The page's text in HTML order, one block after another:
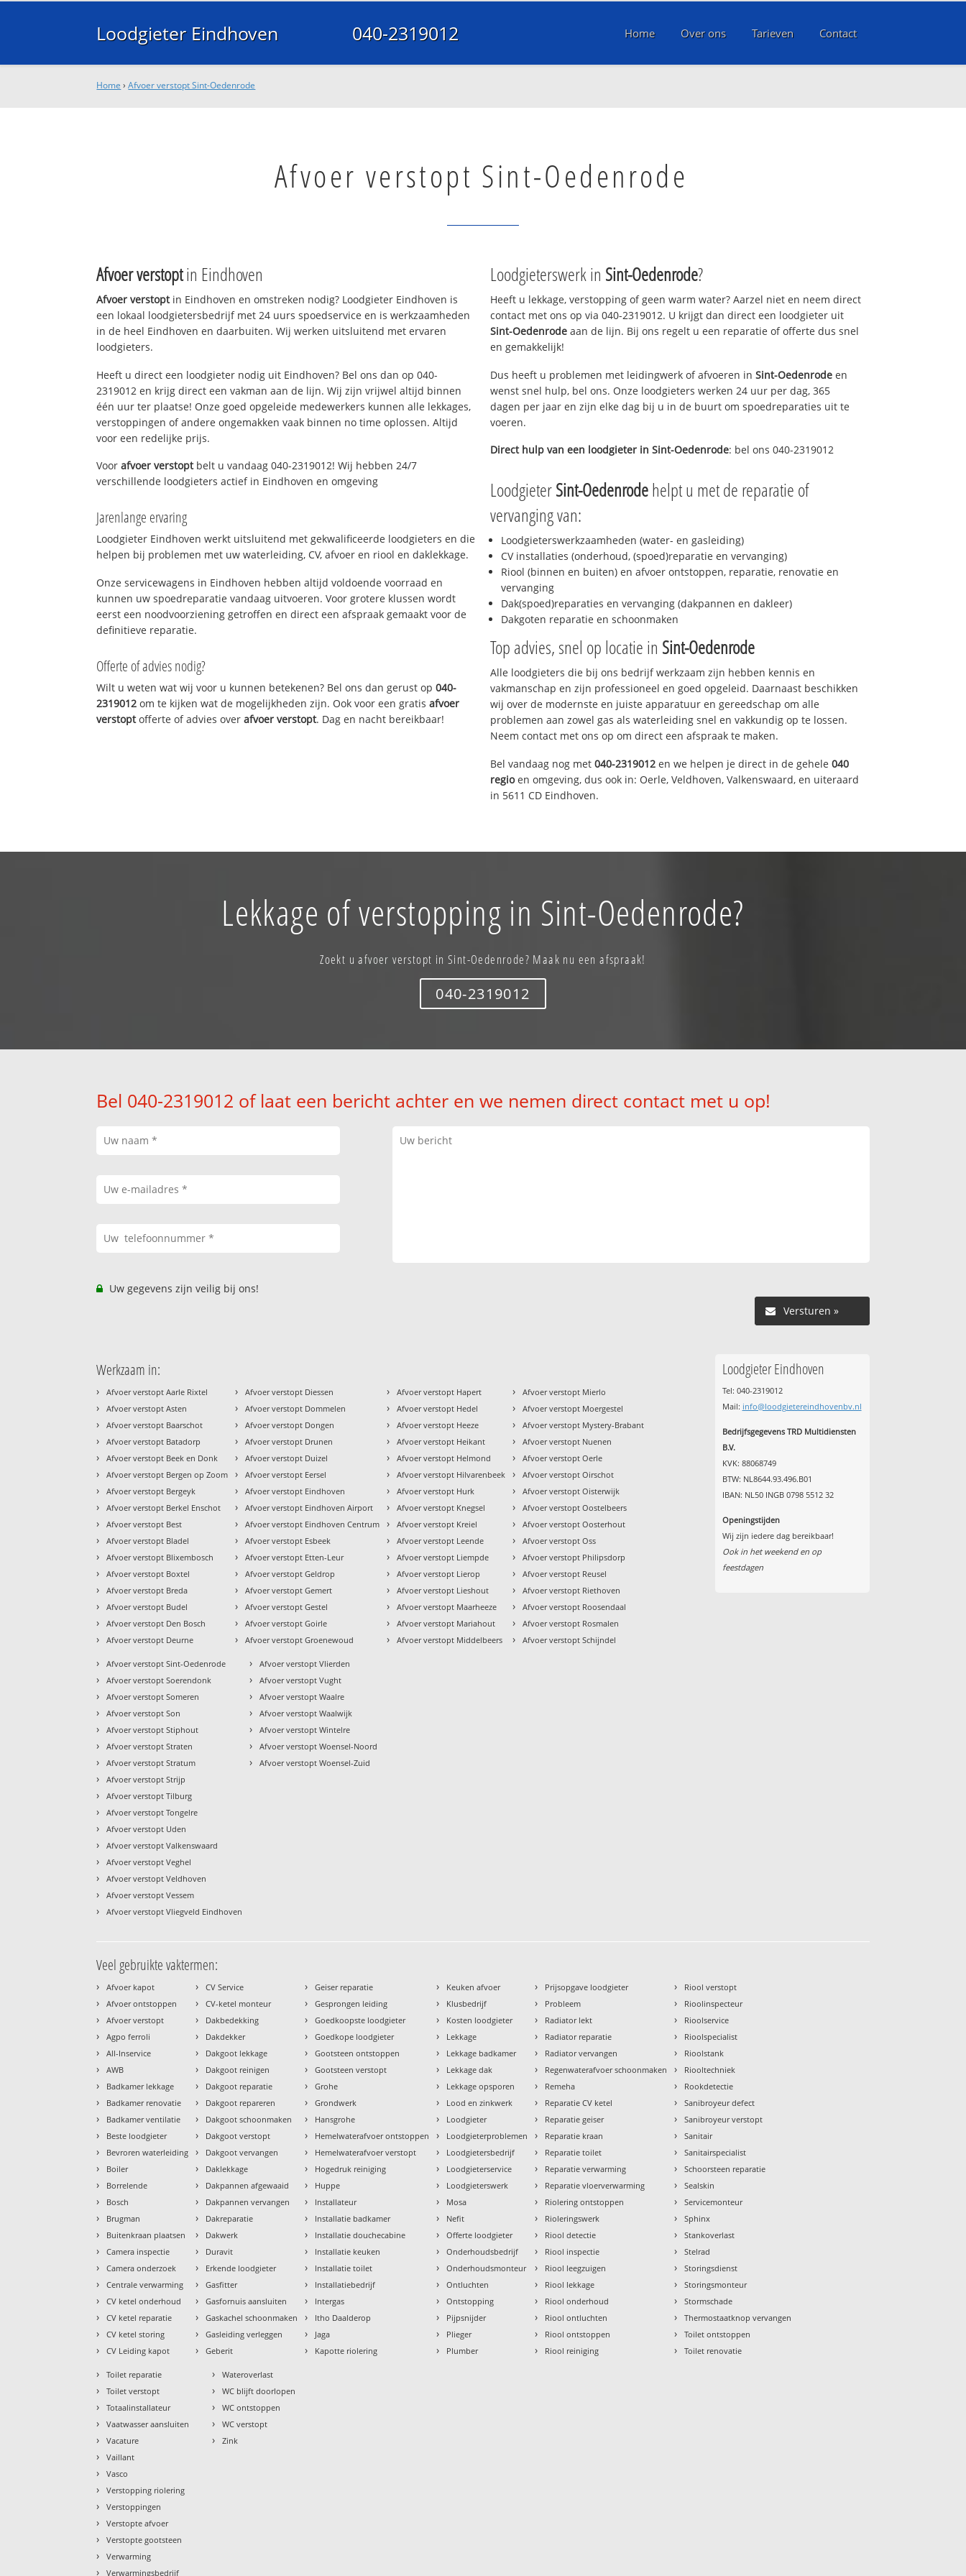
Loodgieter Eindhoven 040-2319012 Home Over ons Tarieven Contact
Home ›Afvoer verstopt Sint-Oedenrode
Afvoer verstopt Sint-Oedenrode
Afvoer verstoptin Eindhoven
Afvoer verstoptin Eindhoven en omstreken nodig? Loodgieter Eindhoven is
een lokaal loodgietersbedrijf met 24 uurs spoedservice en is werkzaamheden
in de heel Eindhoven en daarbuiten. Wij werken uitsluitend met ervaren
loodgieters.
Heeft u direct een loodgieter nodig uit Eindhoven? Bel ons dan op 040-
2319012 en krijg direct een vakman aan de lijn. Wij zijn vrijwel altijd binnen
één uur ter plaatse! Onze goed opgeleide medewerkers kunnen alle lekkages,
verstoppingen of andere ongemakken vaak binnen no time oplossen. Altijd
voor een redelijke prijs.
Voorafvoer verstoptbelt u vandaag 040-2319012! Wij hebben 24/7
verschillende loodgieters actief in Eindhoven en omgeving
Jarenlange ervaring
Loodgieter Eindhoven werkt uitsluitend met gekwalificeerde loodgieters en die
helpen bij problemen met uw waterleiding, CV, afvoer en riool en daklekkage.
Onze servicewagens in Eindhoven hebben altijd voldoende voorraad en
kunnen uw spoedreparatie vandaag uitvoeren. Voor grotere klussen wordt
eerst een noodvoorziening getroffen en direct een afspraak gemaakt voor de
definitieve reparatie.
Offerte of advies nodig?
Wilt u weten wat wij voor u kunnen betekenen? Bel ons dan gerust op040-
2319012 om te kijken wat de mogelijkheden zijn. Ook voor een gratisafvoer
verstoptofferte of advies overafvoer verstopt. Dag en nacht bereikbaar!
Loodgieterswerk in Sint-Oedenrode?
Heeft u lekkage, verstopping of geen warm water? Aarzel niet en neem direct
contact met ons op via 040-2319012. U krijgt dan direct een loodgieter uit
Sint-Oedenrode aan de lijn. Bij ons regelt u een reparatie of offerte dus snel
en gemakkelijk!
Dus heeft u problemen met leidingwerk of afvoeren in Sint-Oedenrode en
wenst snel hulp, bel ons. Onze loodgieters werken 24 uur per dag, 365
dagen per jaar en zijn elke dag bij u in de buurt om spoedreparaties uit te
voeren.
Direct hulp van een loodgieter in Sint-Oedenrode: bel ons 040-2319012
LoodgieterSint-Oedenrodehelpt u met de reparatie of
vervanging van:
Loodgieterswerkzaamheden (water- en gasleiding)
CV installaties (onderhoud, (spoed)reparatie en vervanging)
Riool (binnen en buiten) en afvoer ontstoppen, reparatie, renovatie en
vervanging
Dak(spoed)reparaties en vervanging (dakpannen en dakleer)
Dakgoten reparatie en schoonmaken
Top advies, snel op locatie in Sint-Oedenrode
Alle loodgieters die bij ons bedrijf werkzaam zijn hebben kennis en
vakmanschap en zijn professioneel en goed opgeleid. Daarnaast beschikken
wij over de modernste en juiste apparatuur en gereedschap om alle
problemen aan zowel gas als waterleiding snel en vakkundig op te lossen.
Neem contact met ons op om direct een afspraak te maken.
Bel vandaag nog met 040-2319012 en we helpen je direct in de gehele 040
regioen omgeving, dus ook in: Oerle, Veldhoven, Valkenswaard, en uiteraard
in 5611 CD Eindhoven.
Lekkage of verstopping in Sint-Oedenrode?
Zoekt u afvoer verstopt in Sint-Oedenrode? Maak nu een afspraak!
040-2319012
Bel 040-2319012 of laat een bericht achter en we nemen direct contact met u op!
Uw gegevens zijn veilig bij ons!
Versturen »
Werkzaam in:
› Afvoer verstopt Aarle Rixtel
› Afvoer verstopt Asten
› Afvoer verstopt Baarschot
› Afvoer verstopt Batadorp
› Afvoer verstopt Beek en Donk
› Afvoer verstopt Bergen op Zoom
› Afvoer verstopt Bergeyk
› Afvoer verstopt Berkel Enschot
› Afvoer verstopt Best
› Afvoer verstopt Bladel
› Afvoer verstopt Blixembosch
› Afvoer verstopt Boxtel
› Afvoer verstopt Breda
› Afvoer verstopt Budel
› Afvoer verstopt Den Bosch
› Afvoer verstopt Deurne
› Afvoer verstopt Diessen
› Afvoer verstopt Dommelen
› Afvoer verstopt Dongen
› Afvoer verstopt Drunen
› Afvoer verstopt Duizel
› Afvoer verstopt Eersel
› Afvoer verstopt Eindhoven
› Afvoer verstopt Eindhoven Airport
› Afvoer verstopt Eindhoven Centrum
› Afvoer verstopt Esbeek
› Afvoer verstopt Etten-Leur
› Afvoer verstopt Geldrop
› Afvoer verstopt Gemert
› Afvoer verstopt Gestel
› Afvoer verstopt Goirle
› Afvoer verstopt Groenewoud
› Afvoer verstopt Hapert
› Afvoer verstopt Hedel
› Afvoer verstopt Heeze
› Afvoer verstopt Heikant
› Afvoer verstopt Helmond
› Afvoer verstopt Hilvarenbeek
› Afvoer verstopt Hurk
› Afvoer verstopt Knegsel
› Afvoer verstopt Kreiel
› Afvoer verstopt Leende
› Afvoer verstopt Liempde
› Afvoer verstopt Lierop
› Afvoer verstopt Lieshout
› Afvoer verstopt Maarheeze
› Afvoer verstopt Mariahout
› Afvoer verstopt Middelbeers
› Afvoer verstopt Mierlo
› Afvoer verstopt Moergestel
› Afvoer verstopt Mystery-Brabant
› Afvoer verstopt Nuenen
› Afvoer verstopt Oerle
› Afvoer verstopt Oirschot
› Afvoer verstopt Oisterwijk
› Afvoer verstopt Oostelbeers
› Afvoer verstopt Oosterhout
› Afvoer verstopt Oss
› Afvoer verstopt Philipsdorp
› Afvoer verstopt Reusel
› Afvoer verstopt Riethoven
› Afvoer verstopt Roosendaal
› Afvoer verstopt Rosmalen
› Afvoer verstopt Schijndel
› Afvoer verstopt Sint-Oedenrode
› Afvoer verstopt Soerendonk
› Afvoer verstopt Someren
› Afvoer verstopt Son
› Afvoer verstopt Stiphout
› Afvoer verstopt Straten
› Afvoer verstopt Stratum
› Afvoer verstopt Strijp
› Afvoer verstopt Tilburg
› Afvoer verstopt Tongelre
› Afvoer verstopt Uden
› Afvoer verstopt Valkenswaard
› Afvoer verstopt Veghel
› Afvoer verstopt Veldhoven
› Afvoer verstopt Vessem
› Afvoer verstopt Vliegveld Eindhoven
› Afvoer verstopt Vlierden
› Afvoer verstopt Vught
› Afvoer verstopt Waalre
› Afvoer verstopt Waalwijk
› Afvoer verstopt Wintelre
› Afvoer verstopt Woensel-Noord
› Afvoer verstopt Woensel-Zuid
Loodgieter Eindhoven
Tel: 040-2319012
Mail: info@loodgietereindhovenbv.nl
Bedrijfsgegevens TRD Multidiensten
B.V.
KVK: 88068749
BTW: NL8644.93.496.B01
IBAN: NL50 INGB 0798 5512 32
Openingstijden
Wij zijn iedere dag bereikbaar!
Ook in het weekend en op
feestdagen
Veel gebruikte vaktermen:
› Afvoer kapot
› Afvoer ontstoppen
› Afvoer verstopt
› Agpo ferroli
› All-Inservice
› AWB
› Badkamer lekkage
› Badkamer renovatie
› Badkamer ventilatie
› Beste loodgieter
› Bevroren waterleiding
› Boiler
› Borrelende
› Bosch
› Brugman
› Buitenkraan plaatsen
› Camera inspectie
› Camera onderzoek
› Centrale verwarming
› CV ketel onderhoud
› CV ketel reparatie
› CV ketel storing
› CV Leiding kapot
› CV Service
› CV-ketel monteur
› Dakbedekking
› Dakdekker
› Dakgoot lekkage
› Dakgoot reinigen
› Dakgoot reparatie
› Dakgoot repareren
› Dakgoot schoonmaken
› Dakgoot verstopt
› Dakgoot vervangen
› Daklekkage
› Dakpannen afgewaaid
› Dakpannen vervangen
› Dakreparatie
› Dakwerk
› Duravit
› Erkende loodgieter
› Gasfitter
› Gasfornuis aansluiten
› Gaskachel schoonmaken
› Gasleiding verleggen
› Geberit
› Geiser reparatie
› Gesprongen leiding
› Goedkoopste loodgieter
› Goedkope loodgieter
› Gootsteen ontstoppen
› Gootsteen verstopt
› Grohe
› Grondwerk
› Hansgrohe
› Hemelwaterafvoer ontstoppen
› Hemelwaterafvoer verstopt
› Hogedruk reiniging
› Huppe
› Installateur
› Installatie badkamer
› Installatie douchecabine
› Installatie keuken
› Installatie toilet
› Installatiebedrijf
› Intergas
› Itho Daalderop
› Jaga
› Kapotte riolering
› Keuken afvoer
› Klusbedrijf
› Kosten loodgieter
› Lekkage
› Lekkage badkamer
› Lekkage dak
› Lekkage opsporen
› Lood en zinkwerk
› Loodgieter
› Loodgieterproblemen
› Loodgietersbedrijf
› Loodgieterservice
› Loodgieterswerk
› Mosa
› Nefit
› Offerte loodgieter
› Onderhoudsbedrijf
› Onderhoudsmonteur
› Ontluchten
› Ontstopping
› Pijpsnijder
› Plieger
› Plumber
› Prijsopgave loodgieter
› Probleem
› Radiator lekt
› Radiator reparatie
› Radiator vervangen
› Regenwaterafvoer schoonmaken
› Remeha
› Reparatie CV ketel
› Reparatie geiser
› Reparatie kraan
› Reparatie toilet
› Reparatie verwarming
› Reparatie vloerverwarming
› Riolering ontstoppen
› Rioleringswerk
› Riool detectie
› Riool inspectie
› Riool leegzuigen
› Riool lekkage
› Riool onderhoud
› Riool ontluchten
› Riool ontstoppen
› Riool reiniging
› Riool verstopt
› Rioolinspecteur
› Rioolservice
› Rioolspecialist
› Rioolstank
› Riooltechniek
› Rookdetectie
› Sanibroyeur defect
› Sanibroyeur verstopt
› Sanitair
› Sanitairspecialist
› Schoorsteen reparatie
› Sealskin
› Servicemonteur
› Sphinx
› Stankoverlast
› Stelrad
› Storingsdienst
› Storingsmonteur
› Stormschade
› Thermostaatknop vervangen
› Toilet ontstoppen
› Toilet renovatie
› Toilet reparatie
› Toilet verstopt
› Totaalinstallateur
› Vaatwasser aansluiten
› Vacature
› Vaillant
› Vasco
› Verstopping riolering
› Verstoppingen
› Verstopte afvoer
› Verstopte gootsteen
› Verwarming
› Verwarmingsbedrijf
› Wateroverlast
› WC blijft doorlopen
› WC ontstoppen
› WC verstopt
› Zink